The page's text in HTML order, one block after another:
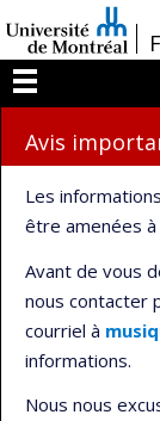
au
contenu
/
Menu
Avis
Les
être amenées
Avant de vous
nous contacter
courriel à
informations.
Nous nous